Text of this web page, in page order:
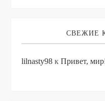
СВЕЖИЕ
lilnasty98 кПривет,